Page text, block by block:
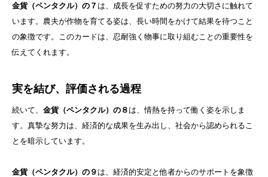
金貨（ペンタクル）の７ は、成長を促すための努力の大切さに触れて
います。農夫が作物を育てる姿は、長い時間をかけて結果を待つこと
の象徴です。このカードは、忍耐強く物事に取り組むことの重要性を
伝えてくれます。
実を結び、評価される過程
続いて、 金貨（ペンタクル）の８ は、情熱を持って働く姿を示しま
す。真摯な努力は、経済的な成果を生み出し、社会から認められるこ
とを暗示しています。
金貨（ペンタクル）の９ は、経済的安定と他者からのサポートを象徴